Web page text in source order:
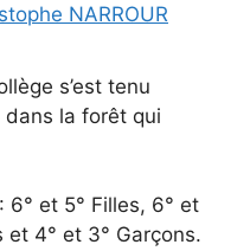
NARROUR
s’est tenu
la forêt qui
6° et 5° Filles, 6° et
et 4° et 3° Garçons.